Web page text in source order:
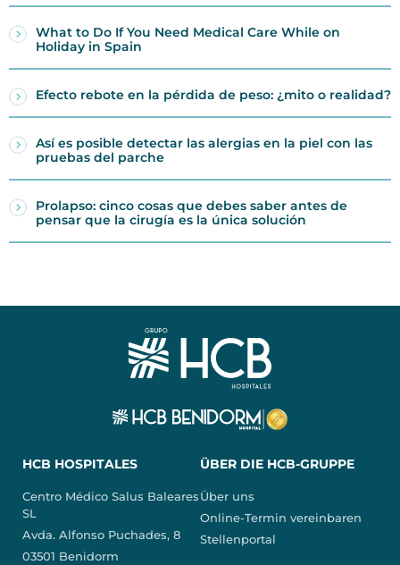
What to Do If You Need Medical Care While on
Holiday in Spain
Efecto rebote en la pérdida de peso: ¿mito o realidad?
Así es posible detectar las alergias en la piel con las
pruebas del parche
Prolapso: cinco cosas que debes saber antes de
pensar que la cirugía es la única solución
HCB HOSPITALES
Centro Médico Salus Baleares
SL
Avda. Alfonso Puchades, 8
03501 Benidorm
ÜBER DIE HCB-GRUPPE
Über uns
Online-Termin vereinbaren
Stellenportal